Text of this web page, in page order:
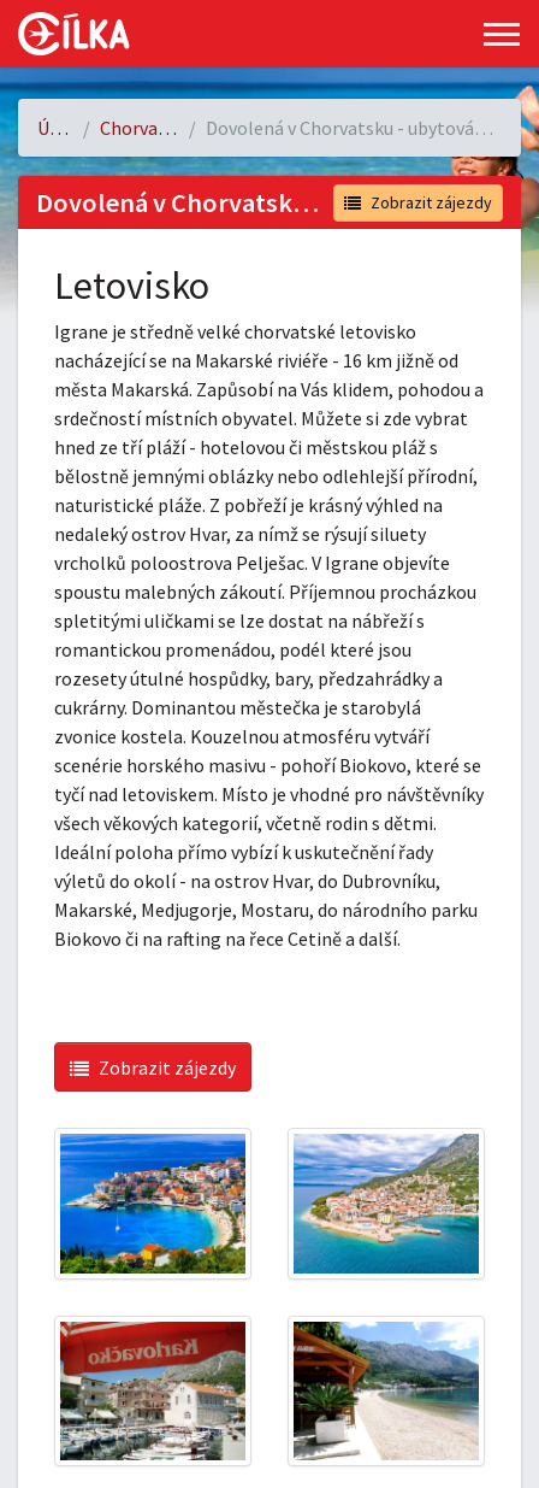
Úvod Chorvatsko Dovolená v Chorvatsku - ubytování Igrane
Zobrazit zájezdy
Dovolená v Chorvatsku - ubytování Igrane
Letovisko
Igrane je středně velké chorvatské letovisko
nacházející se na Makarské riviéře - 16 km jižně od
města Makarská. Zapůsobí na Vás klidem, pohodou a
srdečností místních obyvatel. Můžete si zde vybrat
hned ze tří pláží - hotelovou či městskou pláž s
bělostně jemnými oblázky nebo odlehlejší přírodní,
naturistické pláže. Z pobřeží je krásný výhled na
nedaleký ostrov Hvar, za nímž se rýsují siluety
vrcholků poloostrova Pelješac. V Igrane objevíte
spoustu malebných zákoutí. Příjemnou procházkou
spletitými uličkami se lze dostat na nábřeží s
romantickou promenádou, podél které jsou
rozesety útulné hospůdky, bary, předzahrádky a
cukrárny. Dominantou městečka je starobylá
zvonice kostela. Kouzelnou atmosféru vytváří
scenérie horského masivu - pohoří Biokovo, které se
tyčí nad letoviskem. Místo je vhodné pro návštěvníky
všech věkových kategorií, včetně rodin s dětmi.
Ideální poloha přímo vybízí k uskutečnění řady
výletů do okolí - na ostrov Hvar, do Dubrovníku,
Makarské, Medjugorje, Mostaru, do národního parku
Biokovo či na rafting na řece Cetině a další.
Zobrazit zájezdy